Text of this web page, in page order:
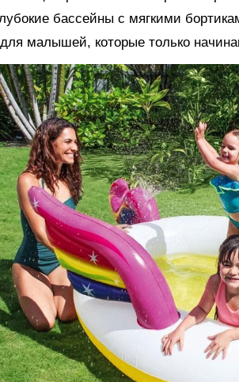
бассейны с мягкими
малышей, которые только